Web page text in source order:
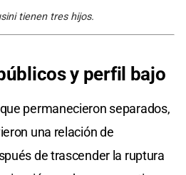
tienen tres hijos.
y perfil bajo
permanecieron separados,
una relación de
de trascender la ruptura